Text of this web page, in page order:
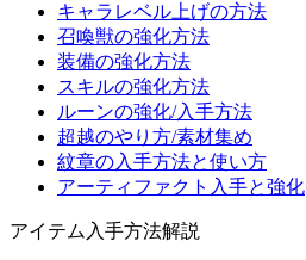
キャラレベル上げの方法
召喚獣の強化方法
装備の強化方法
スキルの強化方法
ルーンの強化/入手方法
超越のやり方/素材集め
紋章の入手方法と使い方
アーティファクト入手と強化
アイテム入手方法解説